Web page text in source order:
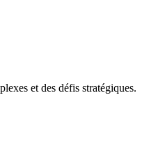
et des défis stratégiques.